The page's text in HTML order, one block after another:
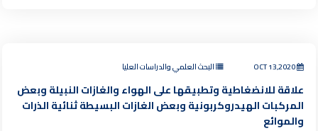
OCT 13,2020 البحث العلمي والدراسات العليا
علاقة للانضغاطية وتطبيقها على الهواء والغازات النبيلة وبعض
المركبات الهيدروكربونية وبعض الغازات البسيطة ثنائية الذرات
والموائع